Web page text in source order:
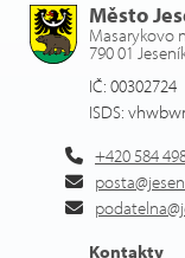
Město
Masarykovo
790 01
IČ: 00302724
ISDS:
+420 584
Kontakty